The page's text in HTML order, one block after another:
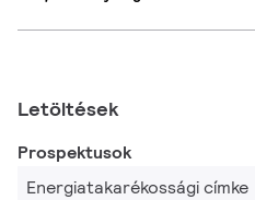
Letöltések
Prospektusok
Energiatakarékossági címke